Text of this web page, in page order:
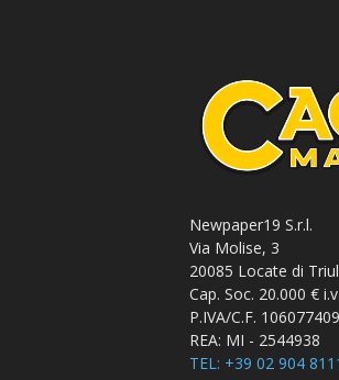
Newpaper19 S.r.l.
Via Molise, 3
20085 Locate di
Cap. Soc. 20.000 € i.v.
P.IVA/C.F.
REA: MI - 2544938
TEL: +39 02 904